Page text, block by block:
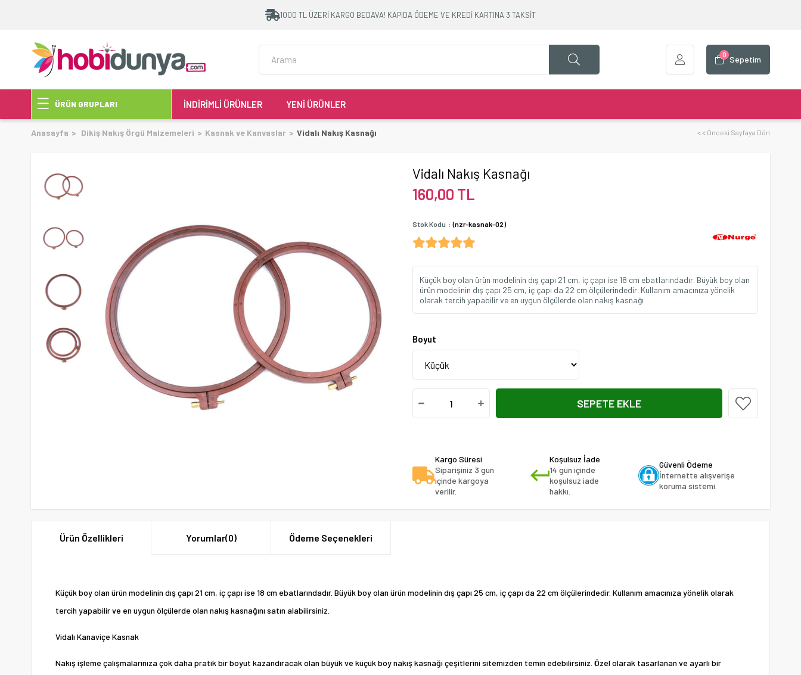
1000 TL ÜZERİ KARGO BEDAVA! KAPIDA ÖDEME VE KREDİ KARTINA 3 TAKSİT
Sepetim
0
ÜRÜN GRUPLARI İNDİRİMLİ ÜRÜNLER YENİ ÜRÜNLER
Anasayfa Dikiş Nakış Örgü Malzemeleri Kasnak ve Kanvaslar Vidalı Nakış Kasnağı < < Önceki Sayfaya Dön
Vidalı Nakış Kasnağı
160,00 TL
Stok Kodu (nzr-kasnak-02)
Küçük boy olan ürün modelinin dış çapı 21 cm, iç çapı ise 18 cm ebatlarındadır. Büyük boy olan
ürün modelinin dış çapı 25 cm, iç çapı da 22 cm ölçülerindedir. Kullanım amacınıza yönelik
olarak tercih yapabilir ve en uygun ölçülerde olan nakış kasnağı
Boyut
Kargo Süresi
Siparişiniz 3 gün
içinde kargoya
verilir.
Koşulsuz İade
14 gün içinde
koşulsuz iade
hakkı.
Güvenli Ödeme
İnternette alışverişe
koruma sistemi.
Ürün Özellikleri Yorumlar(0) Ödeme Seçenekleri
Küçük boy olan ürün modelinin dış çapı 21 cm, iç çapı ise 18 cm ebatlarındadır. Büyük boy olan ürün modelinin dış çapı 25 cm, iç çapı da 22 cm ölçülerindedir. Kullanım amacınıza yönelik olarak
tercih yapabilir ve en uygun ölçülerde olan nakış kasnağını satın alabilirsiniz.
Vidalı Kanaviçe Kasnak
Nakış işleme çalışmalarınıza çok daha pratik bir boyut kazandıracak olan büyük ve küçük boynakış kasnağıçeşitlerini sitemizden temin edebilirsiniz. Özel olarak tasarlanan ve ayarlı bir